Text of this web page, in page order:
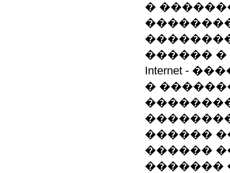
�
������ �
Internet -
�
������
������
�������